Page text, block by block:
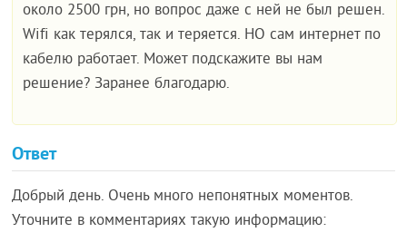
около 2500 грн, но вопрос даже с ней не был решен.
Wifi как терялся, так и теряется. НО сам интернет по
кабелю работает. Может подскажите вы нам
решение? Заранее благодарю.
Ответ
Добрый день. Очень много непонятных моментов.
Уточните в комментариях такую информацию: